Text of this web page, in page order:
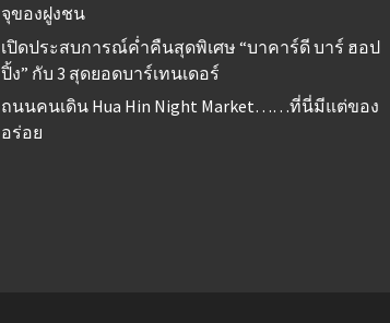
จุของฝูงชน
เปิดประสบการณ์ค่ำคืนสุดพิเศษ “บาคาร์ดี บาร์ ฮอป
ปิ้ง” กับ 3 สุดยอดบาร์เทนเดอร์
ถนนคนเดิน Hua Hin Night Market……ที่นี่มีแต่ของ
อร่อย